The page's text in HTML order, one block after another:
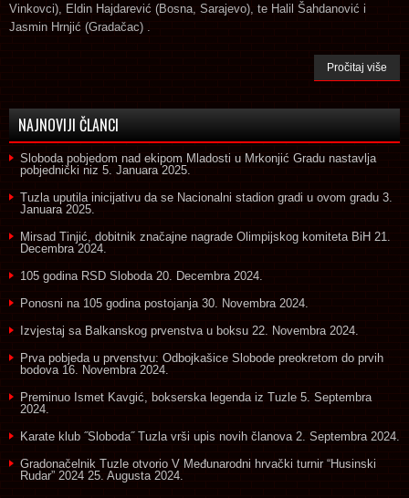
Vinkovci), Eldin Hajdarević (Bosna, Sarajevo), te Halil Šahdanović i
Jasmin Hrnjić (Gradačac) .
Pročitaj više
NAJNOVIJI ČLANCI
Sloboda pobjedom nad ekipom Mladosti u Mrkonjić Gradu nastavlja
pobjednički niz 5. Januara 2025.
Tuzla uputila inicijativu da se Nacionalni stadion gradi u ovom gradu 3.
Januara 2025.
Mirsad Tinjić, dobitnik značajne nagrade Olimpijskog komiteta BiH 21.
Decembra 2024.
105 godina RSD Sloboda 20. Decembra 2024.
Ponosni na 105 godina postojanja 30. Novembra 2024.
Izvjestaj sa Balkanskog prvenstva u boksu 22. Novembra 2024.
Prva pobjeda u prvenstvu: Odbojkašice Slobode preokretom do prvih
bodova 16. Novembra 2024.
Preminuo Ismet Kavgić, bokserska legenda iz Tuzle 5. Septembra
2024.
Karate klub ˝Sloboda˝ Tuzla vrši upis novih članova 2. Septembra 2024.
Gradonačelnik Tuzle otvorio V Međunarodni hrvački turnir “Husinski
Rudar” 2024 25. Augusta 2024.